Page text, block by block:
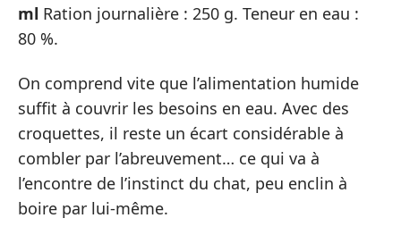
ml Ration journalière : 250 g. Teneur en eau :
80 %.
On comprend vite que l’alimentation humide
suffit à couvrir les besoins en eau. Avec des
croquettes, il reste un écart considérable à
combler par l’abreuvement… ce qui va à
l’encontre de l’instinct du chat, peu enclin à
boire par lui-même.